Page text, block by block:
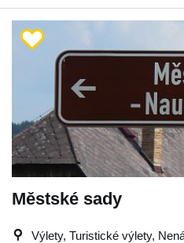
Městské sady
Výlety, Turistické výlety,